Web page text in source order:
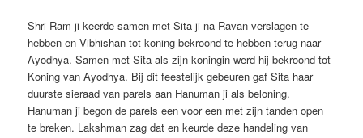
Shri Ram ji keerde samen met Sita ji na Ravan verslagen te
hebben en Vibhishan tot koning bekroond te hebben terug naar
Ayodhya. Samen met Sita als zijn koningin werd hij bekroond tot
Koning van Ayodhya. Bij dit feestelijk gebeuren gaf Sita haar
duurste sieraad van parels aan Hanuman ji als beloning.
Hanuman ji begon de parels een voor een met zijn tanden open
te breken. Lakshman zag dat en keurde deze handeling van